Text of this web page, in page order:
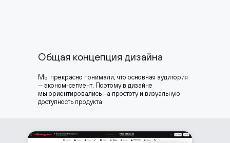
Общая концепция дизайна
Мы прекрасно понимали, что основная аудитория
— эконом-сегмент. Поэтому в дизайне
мы ориентировались на простоту и визуальную
доступность продукта.